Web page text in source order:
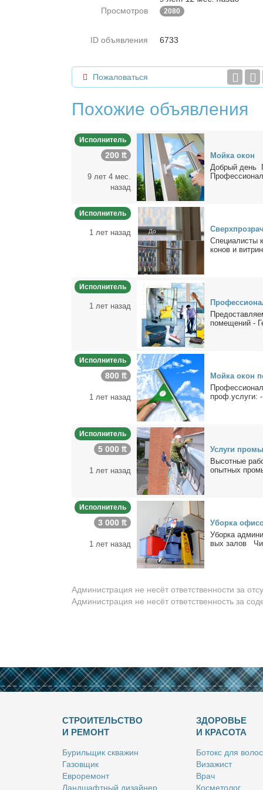
Просмотров
2080
ID объявления 6733
Пожаловаться
Похожие объявления
Исполнитель
200 ₶
9 лет 4 мес.
назад
Мой­ка окон
Доб­рый день
Исполнитель
1 лет назад
Спе­ци­а­ли­сты
ко­нов и
Исполнитель
1 лет назад
по­ме­ще­ний -
Исполнитель
800 ₶
1 лет назад
Мой­ка окон
проф.услу­ги:
Исполнитель
5 000 ₶
1 лет назад
Услу­ги
Вы­сот­ные
опыт­ных
Исполнитель
3 000 ₶
1 лет назад
Убор­ка
Убор­ка
вых за­лов
Администрация не несёт ответственности за
Администрация не несёт ответственность за
СТРОИТЕЛЬСТВО
И РЕМОНТ
Бу­риль­щик сква­жин
Га­зов­щик
Ев­ро­ре­монт
Ланд­шафт­ный ди­зай­нер
ЗДОРОВЬЕ
И КРАСОТА
Бо­токс для во­лос
Ви­за­жист
Врач
Кос­ме­то­лог